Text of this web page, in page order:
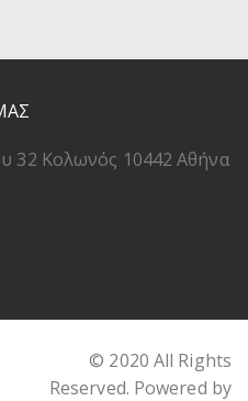
32 Κολωνός 10442 Αθήνα
© 2020 All Rights
Reserved. Powered by